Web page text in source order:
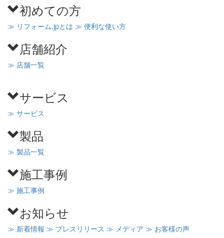
初めての方
≫ リフォーム.jpとは ≫ 便利な使い方
店舗紹介
≫ 店舗一覧
サービス
≫ サービス
製品
≫ 製品一覧
施工事例
≫ 施工事例
お知らせ
≫ 新着情報 ≫ プレスリリース ≫ メディア ≫ お客様の声